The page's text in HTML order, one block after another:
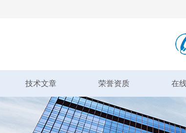
技术文章 荣誉资质 在